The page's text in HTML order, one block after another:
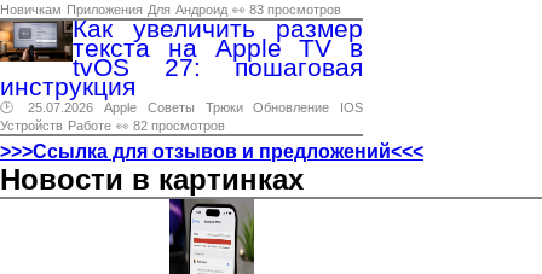
Новичкам Приложения Для Андроид 👀 83 просмотров
Как увеличить размер
текста на Apple TV в
tvOS 27: пошаговая
инструкция
🕑 25.07.2026 Apple Советы Трюки Обновление
IOS
Устройств Работе 👀 82 просмотров
>>>Ссылка для отзывов и предложений<<<
Новости в картинках